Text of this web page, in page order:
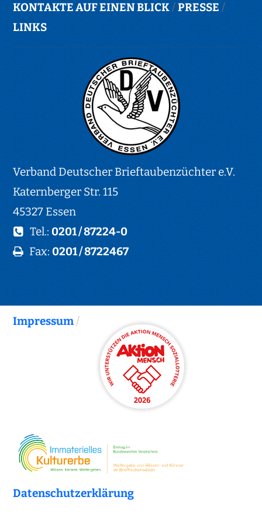
KONTAKTE AUF EINEN BLICK/PRESSE /
LINKS
Verband Deutscher Brieftaubenzüchter e.V.
Katernberger Str. 115
45327 Essen
Tel.:0201 / 87224-0
Fax:0201 / 8722467
Impressum/
Datenschutzerklärung